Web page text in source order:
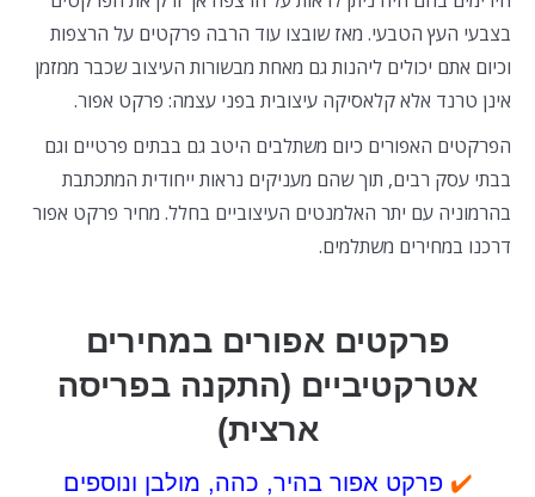
בצבעי העץ הטבעי. מאז שובצו עוד הרבה פרקטים על הרצפות
וכיום אתם יכולים ליהנות גם מאחת מבשורות העיצוב שכבר ממזמן
אינן טרנד אלא קלאסיקה עיצובית בפני עצמה: פרקט אפור.
הפרקטים האפורים כיום משתלבים היטב גם בבתים פרטיים וגם
בבתי עסק רבים, תוך שהם מעניקים נראות ייחודית המתכתבת
בהרמוניה עם יתר האלמנטים העיצוביים בחלל. מחיר פרקט אפור
דרכנו במחירים משתלמים.
פרקטים אפורים במחירים
אטרקטיביים (התקנה בפריסה
ארצית)
✔️ פרקט אפור בהיר, כהה, מולבן ונוספים